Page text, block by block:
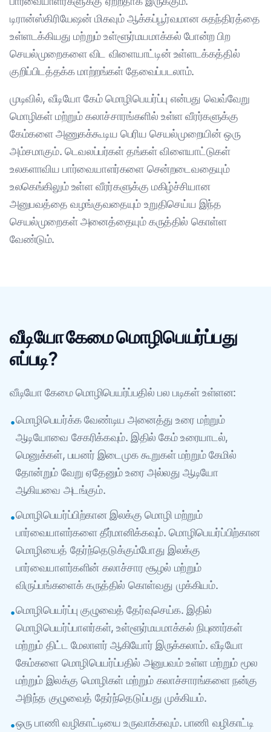
டிரான்ஸ்கிரியேஷன் மிகவும் ஆக்கப்பூர்வமான சுதந்திரத்தை
உள்ளடக்கியது மற்றும் உள்ளூர்மயமாக்கல் போன்ற பிற
செயல்முறைகளை விட விளையாட்டின் உள்ளடக்கத்தில்
குறிப்பிடத்தக்க மாற்றங்கள் தேவைப்படலாம்.
முடிவில், வீடியோ கேம் மொழிபெயர்ப்பு என்பது வெவ்வேறு
மொழிகள் மற்றும் கலாச்சாரங்களில் உள்ள வீரர்களுக்கு
கேம்களை அணுகக்கூடிய பெரிய செயல்முறையின் ஒரு
அம்சமாகும். டெவலப்பர்கள் தங்கள் விளையாட்டுகள்
உலகளாவிய பார்வையாளர்களை சென்றடைவதையும்
உலகெங்கிலும் உள்ள வீரர்களுக்கு மகிழ்ச்சியான
அனுபவத்தை வழங்குவதையும் உறுதிசெய்ய இந்த
செயல்முறைகள் அனைத்தையும் கருத்தில் கொள்ள
வேண்டும்.
வீடியோ கேமை மொழிபெயர்ப்பது
எப்படி?
வீடியோ கேமை மொழிபெயர்ப்பதில் பல படிகள் உள்ளன:
•மொழிபெயர்க்க வேண்டிய அனைத்து உரை மற்றும்
ஆடியோவை சேகரிக்கவும். இதில் கேம் உரையாடல்,
மெனுக்கள், பயனர் இடைமுக கூறுகள் மற்றும் கேமில்
தோன்றும் வேறு ஏதேனும் உரை அல்லது ஆடியோ
ஆகியவை அடங்கும்.
•மொழிபெயர்ப்பிற்கான இலக்கு மொழி மற்றும்
பார்வையாளர்களை தீர்மானிக்கவும். மொழிபெயர்ப்பிற்கான
மொழியைத் தேர்ந்தெடுக்கும்போது இலக்கு
பார்வையாளர்களின் கலாச்சார சூழல் மற்றும்
விருப்பங்களைக் கருத்தில் கொள்வது முக்கியம்.
•மொழிபெயர்ப்பு குழுவைத் தேர்வுசெய்க. இதில்
மொழிபெயர்ப்பாளர்கள், உள்ளூர்மயமாக்கல் நிபுணர்கள்
மற்றும் திட்ட மேலாளர் ஆகியோர் இருக்கலாம். வீடியோ
கேம்களை மொழிபெயர்ப்பதில் அனுபவம் உள்ள மற்றும் மூல
மற்றும் இலக்கு மொழிகள் மற்றும் கலாச்சாரங்களை நன்கு
அறிந்த குழுவைத் தேர்ந்தெடுப்பது முக்கியம்.
•ஒரு பாணி வழிகாட்டியை உருவாக்கவும். பாணி வழிகாட்டி